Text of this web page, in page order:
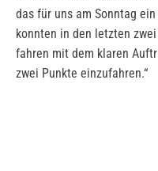
das für uns am Sonntag
konnten in den letzten
fahren mit dem klaren
zwei Punkte einzufahren.“